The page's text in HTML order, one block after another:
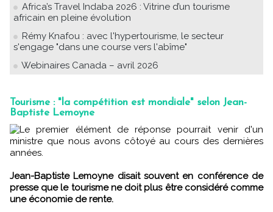
Africa’s Travel Indaba 2026 : Vitrine d’un tourisme
africain en pleine évolution
Rémy Knafou : avec l'hypertourisme, le secteur
s'engage "dans une course vers l'abîme"
Webinaires Canada – avril 2026
Tourisme : "la compétition est mondiale" selon Jean-
Baptiste Lemoyne
Le premier élément de réponse pourrait venir d'un
ministre que nous avons côtoyé au cours des dernières
années.
Jean-Baptiste Lemoyne disait souvent en conférence de
presse que le tourisme ne doit plus être considéré comme
une économie de rente.